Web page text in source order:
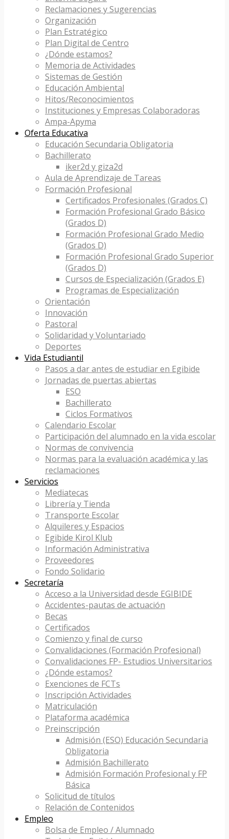
Reclamaciones y Sugerencias
Organización
Plan Estratégico
Plan Digital de Centro
¿Dónde estamos?
Memoria de Actividades
Sistemas de Gestión
Educación Ambiental
Hitos/Reconocimientos
Instituciones y Empresas Colaboradoras
Ampa-Apyma
Oferta Educativa
Educación Secundaria Obligatoria
Bachillerato
iker2d y giza2d
Aula de Aprendizaje de Tareas
Formación Profesional
Certificados Profesionales (Grados C)
Formación Profesional Grado Básico
(Grados D)
Formación Profesional Grado Medio
(Grados D)
Formación Profesional Grado Superior
(Grados D)
Cursos de Especialización (Grados E)
Programas de Especialización
Orientación
Innovación
Pastoral
Solidaridad y Voluntariado
Deportes
Vida Estudiantil
Pasos a dar antes de estudiar en Egibide
Jornadas de puertas abiertas
ESO
Bachillerato
Ciclos Formativos
Calendario Escolar
Participación del alumnado en la vida escolar
Normas de convivencia
Normas para la evaluación académica y las
reclamaciones
Servicios
Mediatecas
Librería y Tienda
Transporte Escolar
Alquileres y Espacios
Egibide Kirol Klub
Información Administrativa
Proveedores
Fondo Solidario
Secretaría
Acceso a la Universidad desde EGIBIDE
Accidentes-pautas de actuación
Becas
Certificados
Comienzo y final de curso
Convalidaciones (Formación Profesional)
Convalidaciones FP- Estudios Universitarios
¿Dónde estamos?
Exenciones de FCTs
Inscripción Actividades
Matriculación
Plataforma académica
Preinscripción
Admisión (ESO) Educación Secundaria
Obligatoria
Admisión Bachillerato
Admisión Formación Profesional y FP
Básica
Solicitud de títulos
Relación de Contenidos
Empleo
Bolsa de Empleo / Alumnado